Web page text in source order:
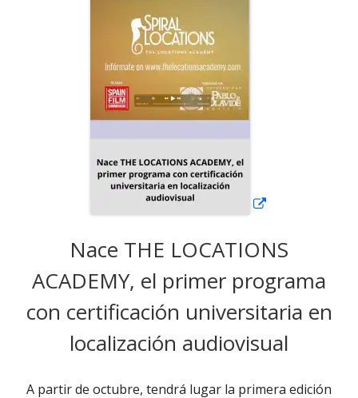
Nace THE LOCATIONS
ACADEMY, el primer programa
con certificación universitaria en
localización audiovisual
A partir de octubre, tendrá lugar la primera edición